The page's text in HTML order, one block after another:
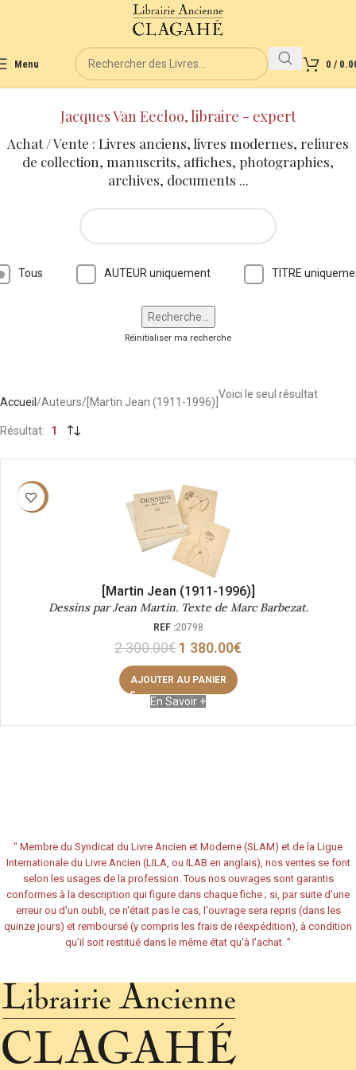
Menu 0 /
Jacques Van Eecloo, libraire - expert
Achat / Vente : Livres anciens, livres modernes, reliures
de collection, manuscrits, affiches, photographies,
archives, documents ...
Tous AUTEUR uniquement TITRE
Réinitialiser ma recherche
Accueil Auteurs [Martin Jean (1911-1996)]
Voici le seul résultat
Résultat 1
-40%
[Martin Jean (1911-1996)]
Dessins par Jean Martin. Texte de Marc Barbezat.
REF :20798
2 300.00€1 380.00€
AJOUTER AU PANIER
En Savoir +
" Membre du Syndicat du Livre Ancien et Moderne (SLAM) et de la Ligue
Internationale du Livre Ancien (LILA, ou ILAB en anglais), nos ventes se font
selon les usages de la profession. Tous nos ouvrages sont garantis
conformes à la description qui figure dans chaque fiche ; si, par suite d'une
erreur ou d'un oubli, ce n'était pas le cas, l'ouvrage sera repris (dans les
quinze jours) et remboursé (y compris les frais de réexpédition), à condition
qu'il soit restitué dans le même état qu'à l'achat. "